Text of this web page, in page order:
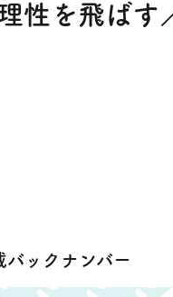
性を飛ばす
バックナンバー